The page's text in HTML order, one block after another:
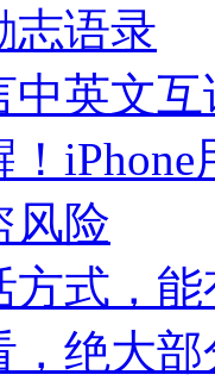
志语录
中英文互
风险
方式，
，绝大